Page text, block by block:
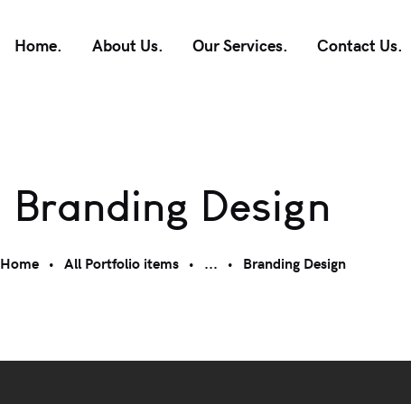
Home. About Us. Our Services. Contact Us.
Branding Design
Home All Portfolio items ... Branding Design